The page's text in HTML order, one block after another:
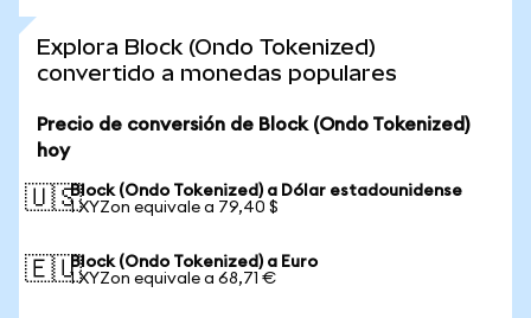
Explora Block (Ondo Tokenized)
convertido a monedas populares
Precio de conversión de Block (Ondo Tokenized)
hoy
🇺🇸Block (Ondo Tokenized) a Dólar estadounidense
1 XYZon equivale a 79,40 $
🇪🇺Block (Ondo Tokenized) a Euro
1 XYZon equivale a 68,71 €